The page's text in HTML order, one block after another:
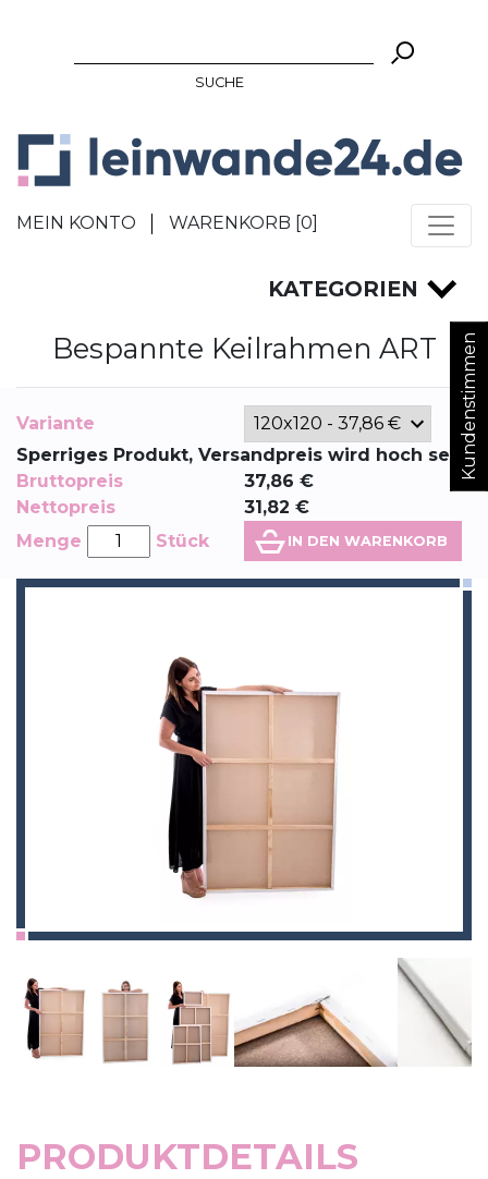
SUCHE
MEIN KONTO WARENKORB [0]
Kundenstimmen
KATEGORIEN
Bespannte Keilrahmen ART
Variante
Sperriges Produkt, Versandpreis wird hoch sein
Bruttopreis
37,86 €
Nettopreis
31,82 €
Menge
Stück IN DEN WARENKORB
PRODUKTDETAILS